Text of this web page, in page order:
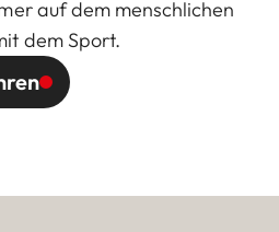
auf dem menschlichen
dem Sport.